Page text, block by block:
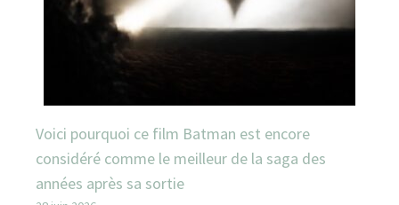
Voici pourquoi ce film Batman est encore
considéré comme le meilleur de la saga des
années après sa sortie